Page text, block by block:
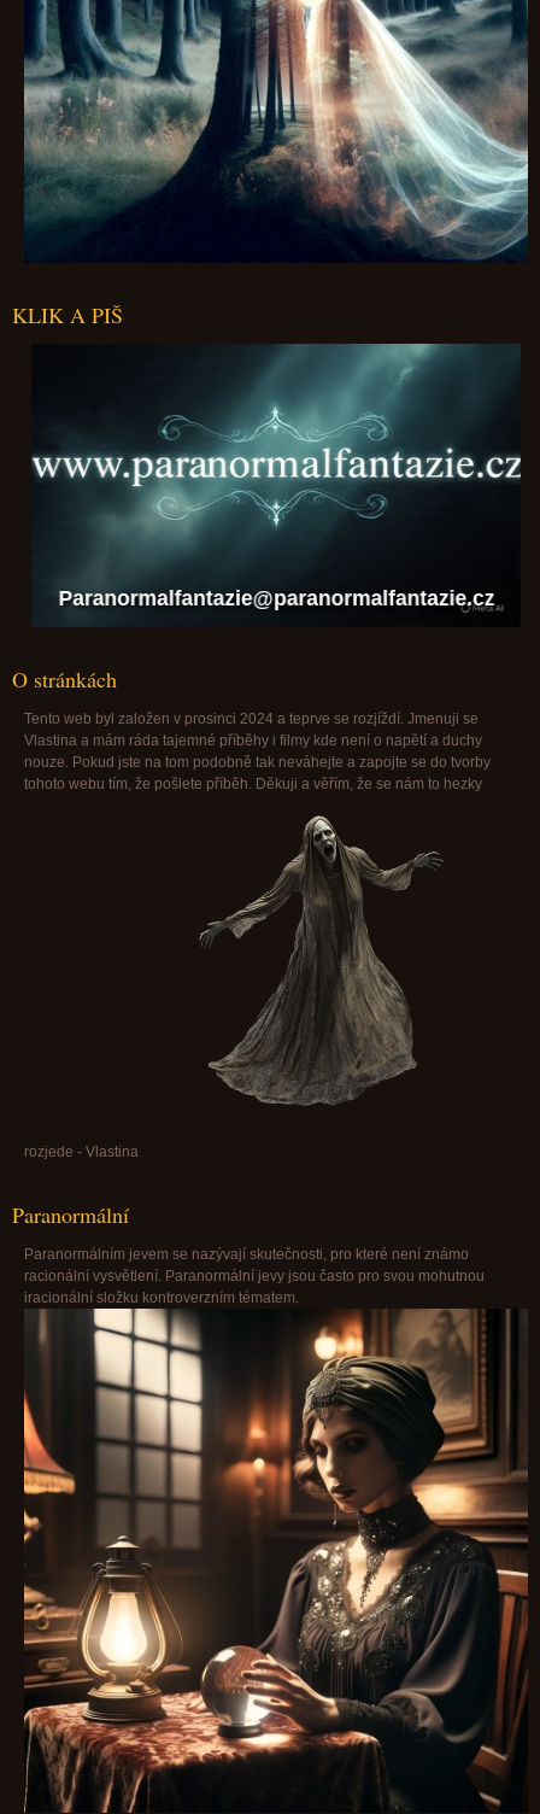
KLIK A PIŠ
Paranormalfantazie@paranormalfantazie.cz
O stránkách
Tento web byl založen v prosinci 2024 a teprve se rozjíždí. Jmenuji se
Vlastina a mám ráda tajemné příběhy i filmy kde není o napětí a duchy
nouze. Pokud jste na tom podobně tak neváhejte a zapojte se do tvorby
tohoto webu tím, že pošlete příběh. Děkuji a věřím, že se nám to hezky
rozjede - Vlastina
Paranormální
Paranormálním jevem se nazývají skutečnosti, pro které není známo
racionální vysvětlení. Paranormální jevy jsou často pro svou mohutnou
iracionální složku kontroverzním tématem.